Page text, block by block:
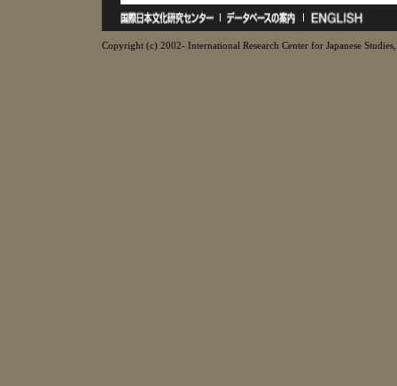
Copyright (c) 2002- International Research Center for Japanese